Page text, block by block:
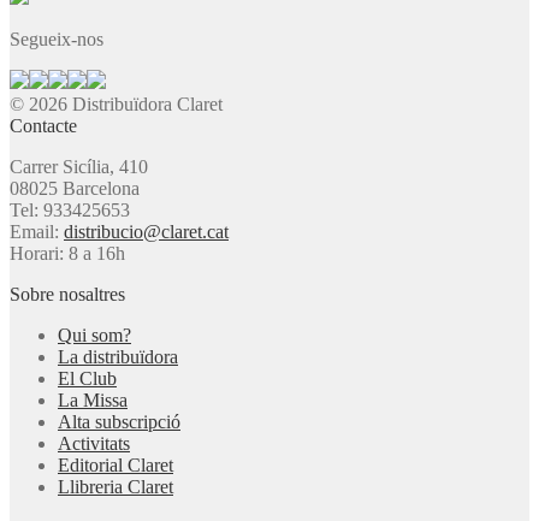
Segueix-nos
© 2026 Distribuïdora Claret
Contacte
Carrer Sicília, 410
08025 Barcelona
Tel: 933425653
Email: distribucio@claret.cat
Horari: 8 a 16h
Sobre nosaltres
Qui som?
La distribuïdora
El Club
La Missa
Alta subscripció
Activitats
Editorial Claret
Llibreria Claret